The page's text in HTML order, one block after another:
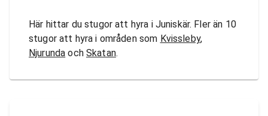
Här hittar du stugor att hyra i Juniskär. Fler än 10
stugor att hyra i områden som Kvissleby,
Njurunda och Skatan.